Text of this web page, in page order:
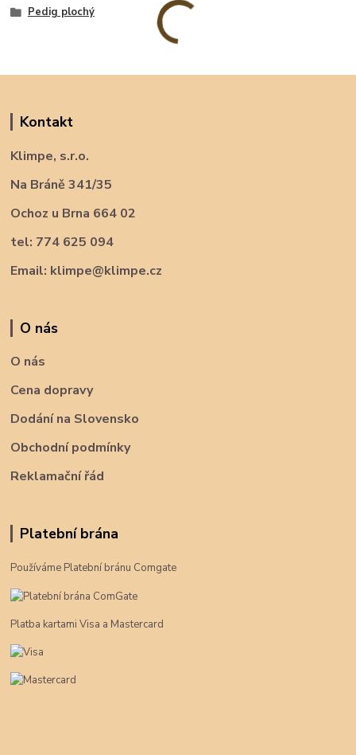
Pedig plochý
Kontakt
Klimpe, s.r.o.
Na Bráně 341/35
Ochoz u Brna 664 02
tel: 774 625 094
Email: klimpe@klimpe.cz
O nás
O nás
Cena dopravy
Dodání na Slovensko
Obchodní podmínky
Reklamační řád
Platební brána
Používáme Platební bránu Comgate
Platba kartami Visa a Mastercard